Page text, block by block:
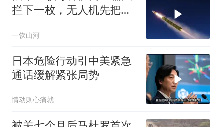
拦下一枚，无人机先把爱
秋天反攻成了笑话
一饮山河
日本危险行动引中美紧急
通话缓解紧张局势
情动则心痛就